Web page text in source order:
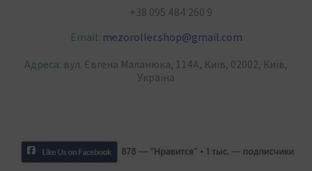
+38 095 484 260 9
Email: mezoroller.shop@gmail.com
Адреса: вул. Євгена Маланюка, 114А, Київ, 02002, Київ,
Україна